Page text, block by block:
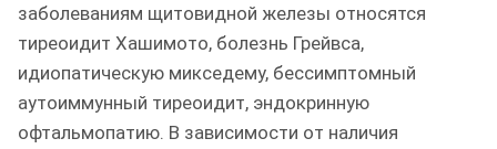
заболеваниям щитовидной железы относятся
тиреоидит Хашимото, болезнь Грейвса,
идиопатическую микседему, бессимптомный
аутоиммунный тиреоидит, эндокринную
офтальмопатию. В зависимости от наличия